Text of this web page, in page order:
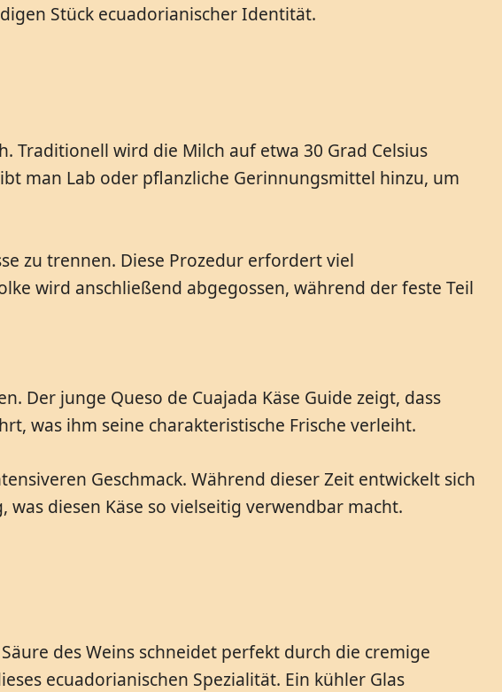
Stück ecuadorianischer Identität.
Traditionell wird die Milch auf etwa 30 Grad Celsius
man Lab oder pflanzliche Gerinnungsmittel hinzu, um
zu trennen. Diese Prozedur erfordert viel
wird anschließend abgegossen, während der feste Teil
Der junge Queso de Cuajada Käse Guide zeigt, dass
was ihm seine charakteristische Frische verleiht.
Geschmack. Während dieser Zeit entwickelt sich
diesen Käse so vielseitig verwendbar macht.
des Weins schneidet perfekt durch die cremige
ecuadorianischen Spezialität. Ein kühler Glas